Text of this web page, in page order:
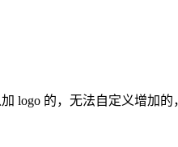
logo 的，无法自定义增加的